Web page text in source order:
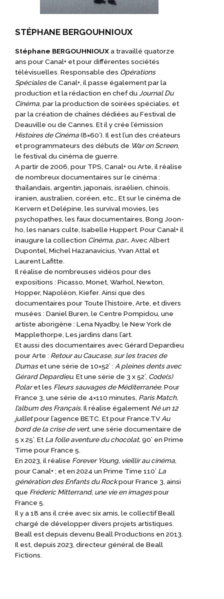
STÉPHANE BERGOUHNIOUX
Stéphane BERGOUHNIOUXa travaillé quatorze
ans pour Canal+ et pour différentes sociétés
télévisuelles. Responsable des Opérations
Spécialesde Canal+, il passe également par la
production et la rédaction en chef du Journal Du
Cinéma, par la production de soirées spéciales, et
par la création de chaînes dédiées au Festival de
Deauville ou de Cannes. Et il y crée l’émission
Histoires de Cinéma(8×60’). Il est l’un des créateurs
et programmateurs des débuts de War on Screen,
le festival du cinéma de guerre.
A partir de 2006, pour TPS, Canal+ ou Arte, il réalise
de nombreux documentaires sur le cinéma :
thaïlandais, argentin, japonais, israélien, chinois,
iranien, australien, coréen, etc… Et sur le cinéma de
Kervern et Delépine, les survival movies, les
psychopathes, les faux documentaires, Bong Joon-
ho, les nanars culte, Isabelle Huppert. Pour Canal+ il
inaugure la collection Cinéma, par…Avec Albert
Dupontel, Michel Hazanavicius, Yvan Attal et
Laurent Lafitte.
Il réalise de nombreuses vidéos pour des
expositions : Picasso, Monet, Warhol, Newton,
Hopper, Napoléon, Kiefer. Ainsi que des
documentaires pour Toute l’histoire, Arte, et divers
musées : Daniel Buren, le Centre Pompidou, une
artiste aborigène : Lena Nyadby, le New York de
Mapplethorpe, Les jardins dans l’art.
Et aussi des documentaires avec Gérard Depardieu
pour Arte : Retour au Caucase, sur les traces de
Dumaset une série de 10×52’ : A pleines dents avec
Gérard Depardieu. Et une série de 3 x 52’, Code(s)
Polaret les Fleurs sauvages de Méditerranée. Pour
France 3, une série de 4×110 minutes, Paris Match,
l’album des Français.Il réalise également Né un 12
juilletpour l’agence BETC. Et pour France.TV Au
bord de la crise de vert, une série documentaire de
5 x 25’. Et La folle aventure du chocolat, 90’ en Prime
Time pour France 5.
En 2023, il réalise Forever Young, vieillir au cinéma,
pour Canal+ ; et en 2024 un Prime Time 110’ La
génération des Enfants du Rockpour France 3, ainsi
que Fréderic Mitterrand, une vie en imagespour
France 5.
Il y a 18 ans il crée avec six amis, le collectif Beall
chargé de développer divers projets artistiques.
Beall est depuis devenu Beall Productions en 2013.
Il est, depuis 2023, directeur général de Beall
Fictions.